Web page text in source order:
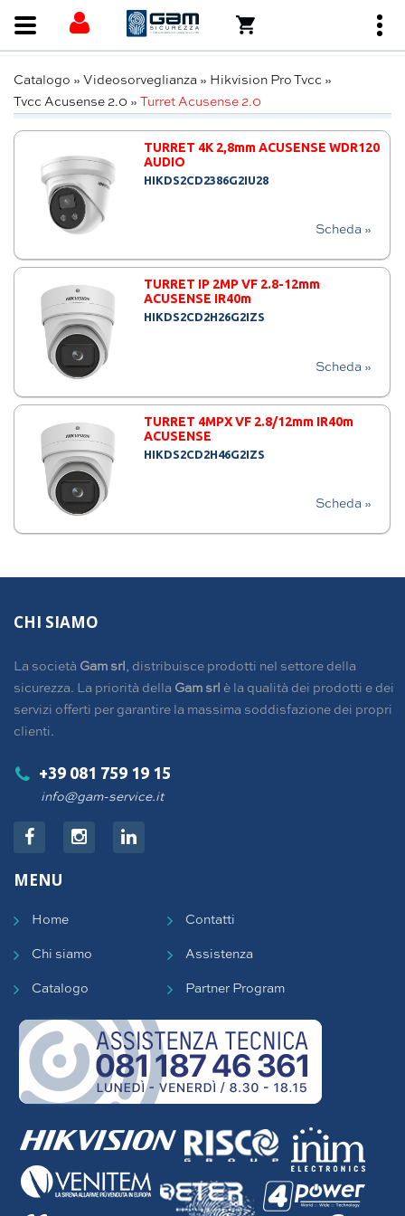
Catalogo » Videosorveglianza » Hikvision Pro Tvcc »
Tvcc Acusense 2.0 » Turret Acusense 2.0
TURRET 4K 2,8mm ACUSENSE WDR120
AUDIO
HIKDS2CD2386G2IU28
Scheda »
TURRET IP 2MP VF 2.8-12mm
ACUSENSE IR40m
HIKDS2CD2H26G2IZS
Scheda »
TURRET 4MPX VF 2.8/12mm IR40m
ACUSENSE
HIKDS2CD2H46G2IZS
Scheda »
CHI SIAMO
La società Gam srl , distribuisce prodotti nel settore della
sicurezza. La priorità della Gam srl è la qualità dei prodotti e dei
servizi offerti per garantire la massima soddisfazione dei propri
clienti.
+39 081 759 19 15
info@gam-service.it
MENU
Home
Chi siamo
Catalogo
Contatti
Assistenza
Partner Program